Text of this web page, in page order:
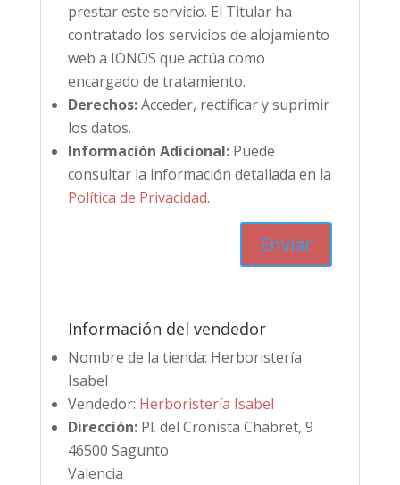
prestar este servicio. El Titular ha
contratado los servicios de alojamiento
web a IONOS que actúa como
encargado de tratamiento.
Derechos:Acceder, rectificar y suprimir
los datos.
Información Adicional:Puede
consultar la información detallada en la
Política de Privacidad.
Información del vendedor
Nombre de la tienda: Herboristería
Isabel
Vendedor: Herboristería Isabel
Dirección: Pl. del Cronista Chabret, 9
46500 Sagunto
Valencia